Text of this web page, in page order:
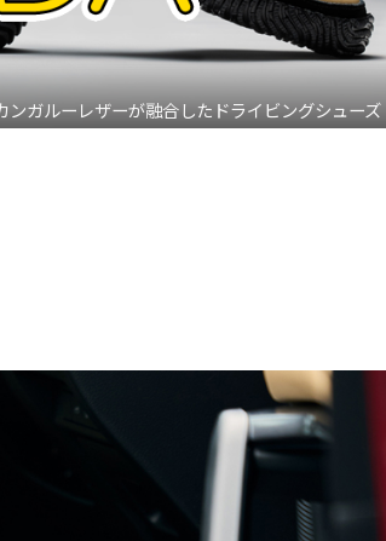
ガルーレザーが融合したドライビングシューズ